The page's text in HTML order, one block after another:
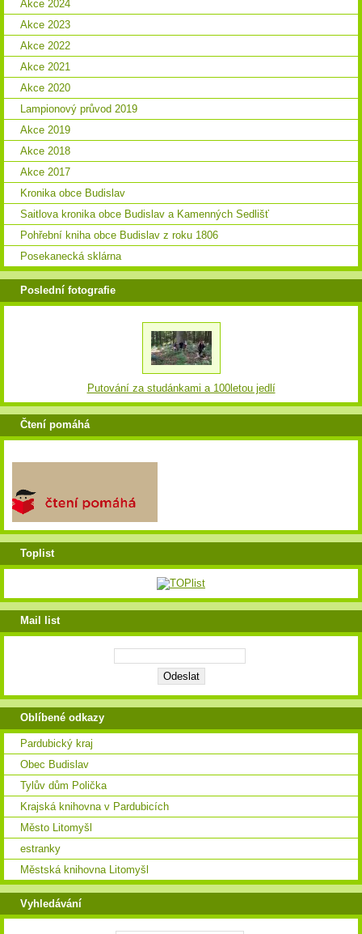
Akce 2024
Akce 2023
Akce 2022
Akce 2021
Akce 2020
Lampionový průvod 2019
Akce 2019
Akce 2018
Akce 2017
Kronika obce Budislav
Saitlova kronika obce Budislav a Kamenných Sedlišť
Pohřební kniha obce Budislav z roku 1806
Posekanecká sklárna
Poslední fotografie
Putování za studánkami a 100letou jedlí
Čtení pomáhá
Toplist
Mail list
Oblíbené odkazy
Pardubický kraj
Obec Budislav
Tylův dům Polička
Krajská knihovna v Pardubicích
Město Litomyšl
estranky
Městská knihovna Litomyšl
Vyhledávání